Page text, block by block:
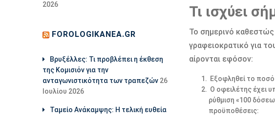
Τι ισχύει
Το σημερινό
γραφειοκρατικό για
αίρονται εφόσον:
Εξοφληθεί το ποσό
Ο οφειλέτης έχει
ρύθμιση «100
προϋποθέσεις:
2026
FOROLOGIKANEA.GR
Βρυξέλλες: Τι προβλέπει η έκθεση
της Κομισιόν για την
ανταγωνιστικότητα των τραπεζών 26
Ιουλίου 2026
Ταμείο Ανάκαμψης: Η τελική ευθεία